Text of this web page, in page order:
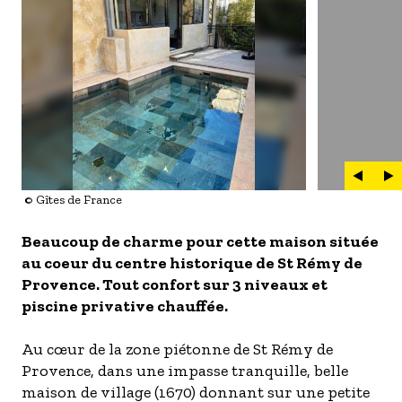
- Les établissements Accueil vélo
LES OFFRES MYPROVENCE
S'inscrire à nos newsletters
© Gîtes de France
Beaucoup de charme pour cette maison située
au coeur du centre historique de St Rémy de
Provence. Tout confort sur 3 niveaux et
piscine privative chauffée.
Au cœur de la zone piétonne de St Rémy de
Provence, dans une impasse tranquille, belle
maison de village (1670) donnant sur une petite